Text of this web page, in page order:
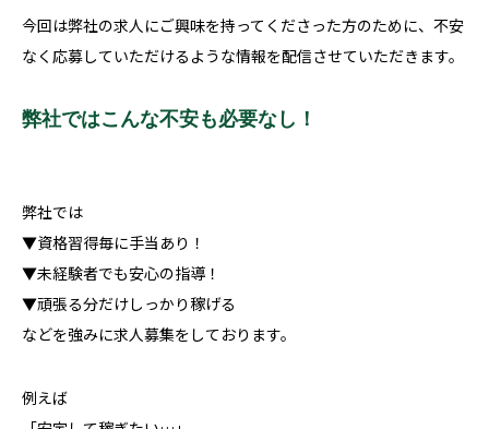
今回は弊社の求人にご興味を持ってくださった方のために、不安
なく応募していただけるような情報を配信させていただきます。
弊社ではこんな不安も必要なし！
弊社では
▼資格習得毎に手当あり！
▼未経験者でも安心の指導！
▼頑張る分だけしっかり稼げる
などを強みに求人募集をしております。
例えば